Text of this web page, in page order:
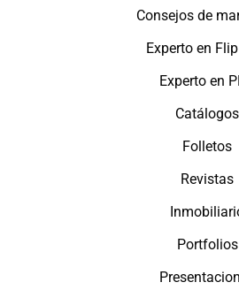
Consejos de
Experto en
Experto en
Catálogos
Folletos
Revistas
Portfolios